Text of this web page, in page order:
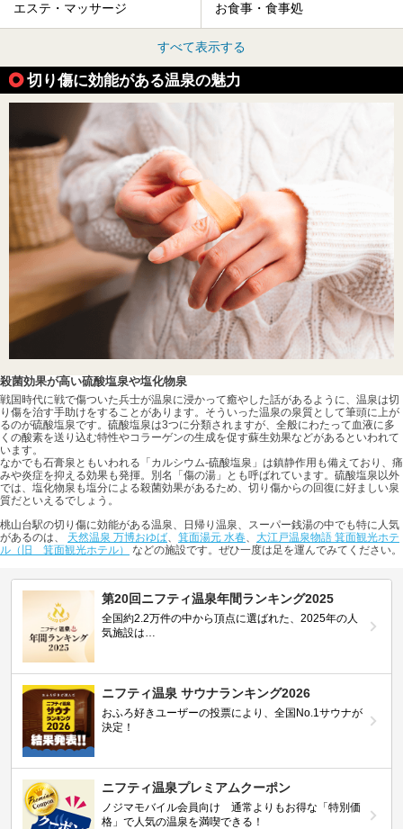
エステ・マッサージ お食事・食事処
すべて表示する
切り傷に効能がある温泉の魅力
殺菌効果が高い硫酸塩泉や塩化物泉
戦国時代に戦で傷ついた兵士が温泉に浸かって癒やした話があるように、温泉は切
り傷を治す手助けをすることがあります。そういった温泉の泉質として筆頭に上が
るのが硫酸塩泉です。硫酸塩泉は3つに分類されますが、全般にわたって血液に多
くの酸素を送り込む特性やコラーゲンの生成を促す蘇生効果などがあるといわれて
います。
なかでも石膏泉ともいわれる「カルシウム-硫酸塩泉」は鎮静作用も備えており、痛
みや炎症を抑える効果も発揮。別名「傷の湯」とも呼ばれています。硫酸塩泉以外
では、塩化物泉も塩分による殺菌効果があるため、切り傷からの回復に好ましい泉
質だといえるでしょう。
桃山台駅の切り傷に効能がある温泉、日帰り温泉、スーパー銭湯の中でも特に人気
があるのは、 天然温泉 万博おゆば 箕面湯元 水春
大江戸温泉物語 箕面観光ホテ
ル（旧 箕面観光ホテル）
などの施設です。ぜひ一度は足を運んでみてください。
第20回ニフティ温泉年間ランキング2025
全国約2.2万件の中から頂点に選ばれた、2025年の人
気施設は…
ニフティ温泉 サウナランキング2026
おふろ好きユーザーの投票により、全国No.1サウナが
決定！
ニフティ温泉プレミアムクーポン
ノジマモバイル会員向け 通常よりもお得な「特別価
格」で人気の温泉を満喫できる！